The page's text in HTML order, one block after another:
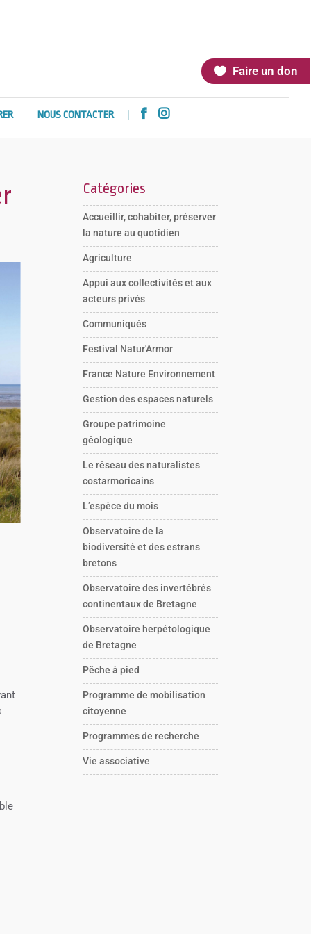
Faire un don
NOUS CONTACTER  
Catégories
Accueillir, cohabiter, préserver
la nature au quotidien
Agriculture
Appui aux collectivités et aux
acteurs privés
Communiqués
Festival Natur'Armor
France Nature Environnement
Gestion des espaces naturels
Groupe patrimoine
géologique
Le réseau des naturalistes
costarmoricains
L’espèce du mois
Observatoire de la
biodiversité et des estrans
bretons
Observatoire des invertébrés
continentaux de Bretagne
Observatoire herpétologique
de Bretagne
Pêche à pied
Programme de mobilisation
citoyenne
Programmes de recherche
Vie associative